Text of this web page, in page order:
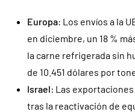
Europa: Los envíos a la
en diciembre, un 18 %
la carne refrigerada sin
de 10.451 dólares por
Israel: Las
tras la reactivación de